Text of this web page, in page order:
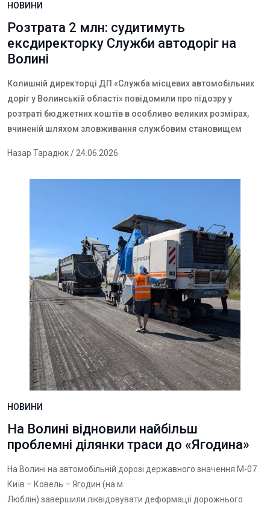
НОВИНИ
Розтрата 2 млн: судитимуть
ексдиректорку Служби автодоріг на
Волині
Колишній директорці ДП «Служба місцевих автомобільних
доріг у Волинській області» повідомили про підозру у
розтраті бюджетних коштів в особливо великих розмірах,
вчиненій шляхом зловживання службовим становищем
Назар Тарадюк/ 24.06.2026
НОВИНИ
На Волині відновили найбільш
проблемні ділянки траси до «Ягодина»
На Волині на автомобільній дорозі державного значення М-07
Київ – Ковель – Ягодин (на м.
Люблін) завершили ліквідовувати деформації дорожнього